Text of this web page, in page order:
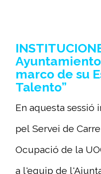
marco de su
Talento”
En aquesta sessió
pel Servei de
Ocupació de la
a l'equip de